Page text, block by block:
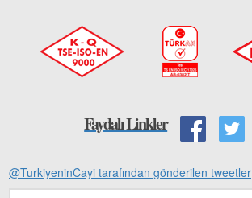
Faydalı Linkler
@TurkiyeninCayi tarafından gönderilen tweetler